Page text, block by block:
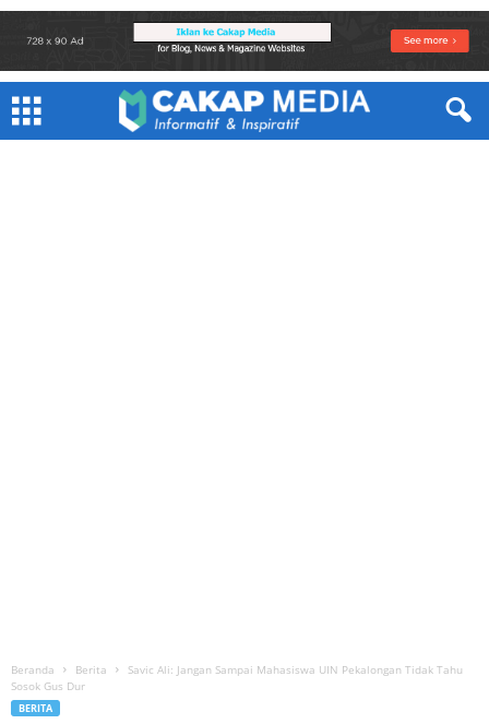
Beranda Berita
Savic Ali: Jangan Sampai Mahasiswa UIN Pekalongan Tidak Tahu
Sosok Gus Dur
BERITA